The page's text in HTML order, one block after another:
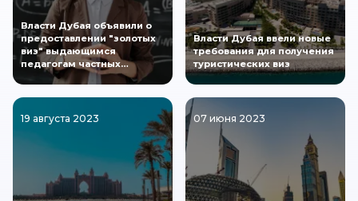
Власти Дубая объявили о
предоставлении "золотых
виз" выдающимся
педагогам частных…
Власти Дубая ввели новые
требования для получения
туристических виз
19 августа 2023 07 июня 2023